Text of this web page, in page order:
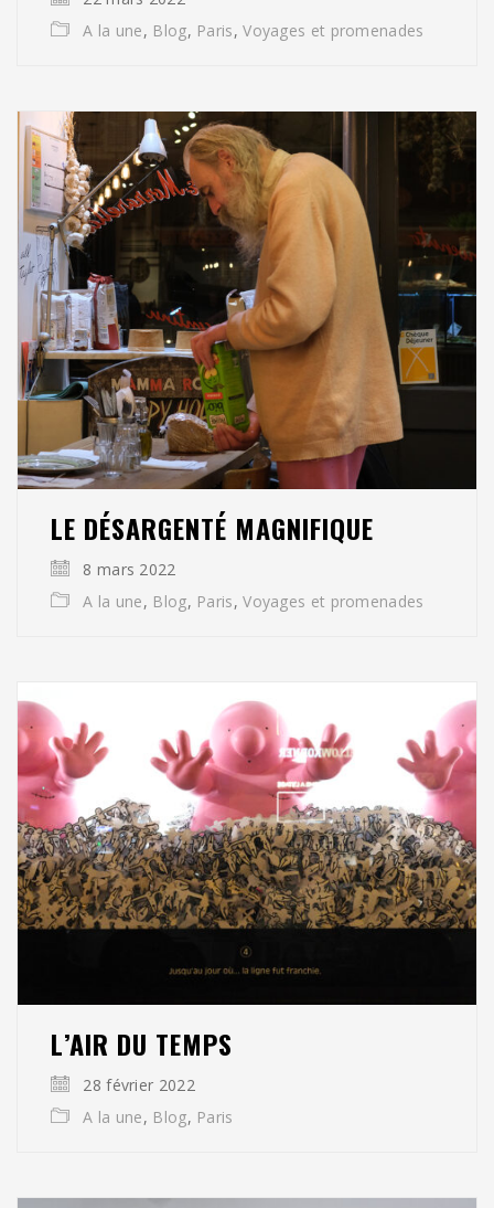
A la une, Blog, Paris,Voyages et promenades
LE DÉSARGENTÉ MAGNIFIQUE
8 mars 2022
A la une, Blog, Paris,Voyages et promenades
L’AIR DU TEMPS
28 février 2022
A la une, Blog, Paris